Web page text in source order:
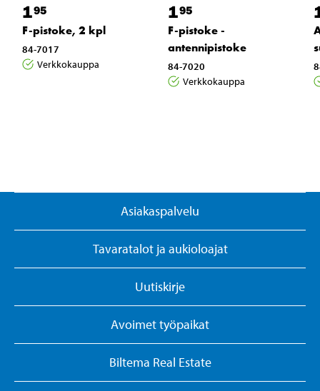
195
F-pistoke, 2 kpl
84-7017
Verkkokauppa
195
F-pistoke -
antennipistoke
84-7020
Verkkokauppa
Asiakaspalvelu
Tavaratalot ja aukioloajat
Uutiskirje
Avoimet työpaikat
Biltema Real Estate